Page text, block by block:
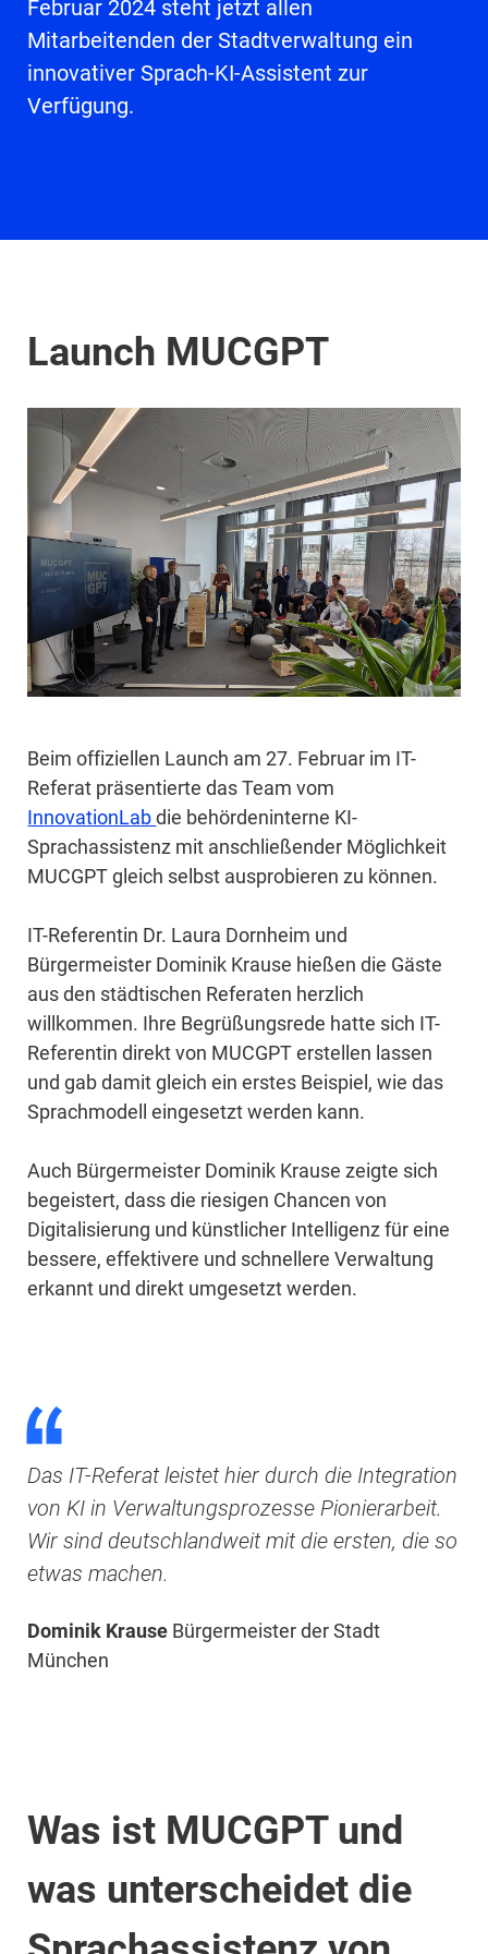
Februar 2024 steht jetzt allen
Mitarbeitenden der Stadtverwaltung ein
innovativer Sprach-KI-Assistent zur
Verfügung.
Launch MUCGPT
Beim offiziellen Launch am 27. Februar im IT-
Referat präsentierte das Team vom
InnovationLabdie behördeninterne KI-
Sprachassistenz mit anschließender Möglichkeit
MUCGPT gleich selbst ausprobieren zu können.
IT-Referentin Dr. Laura Dornheim und
Bürgermeister Dominik Krause hießen die Gäste
aus den städtischen Referaten herzlich
willkommen. Ihre Begrüßungsrede hatte sich IT-
Referentin direkt von MUCGPT erstellen lassen
und gab damit gleich ein erstes Beispiel, wie das
Sprachmodell eingesetzt werden kann.
Auch Bürgermeister Dominik Krause zeigte sich
begeistert, dass die riesigen Chancen von
Digitalisierung und künstlicher Intelligenz für eine
bessere, effektivere und schnellere Verwaltung
erkannt und direkt umgesetzt werden.
Das IT-Referat leistet hier durch die Integration
von KI in Verwaltungsprozesse Pionierarbeit.
Wir sind deutschlandweit mit die ersten, die so
etwas machen.
Dominik Krause Bürgermeister der Stadt
München
Was ist MUCGPT und
was unterscheidet die